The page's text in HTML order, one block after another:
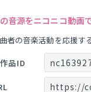
音源をニコニコ動画
者の音楽活動を応援す
品ID
https://